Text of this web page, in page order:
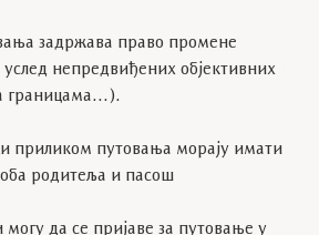
задржава право промене
непредвиђених објективних
границама…).
приликом путовања морају имати
оба родитеља и пасош
могу да се пријаве за путовање у